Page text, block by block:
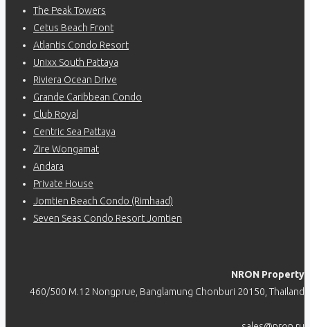
The Peak Towers
Cetus Beach Front
Atlantis Condo Resort
Unixx South Pattaya
Riviera Ocean Drive
Grande Caribbean Condo
Club Royal
Centric Sea Pattaya
Zire Wongamat
Andara
Private House
Jomtien Beach Condo (Rimhaad)
Seven Seas Condo Resort Jomtien
NRON Property
460/500 M.12 Nongprue, Banglamung Chonburi 20150, Thailand